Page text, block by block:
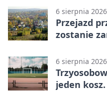
6 sierpnia 2026
Przejazd
zostanie
6 sierpnia 2026
jeden